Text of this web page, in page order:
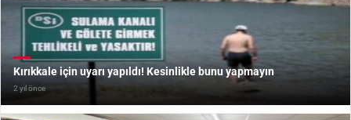
Kırıkkale için uyarı yapıldı! Kesinlikle bunu yapmayın
2 yıl önce